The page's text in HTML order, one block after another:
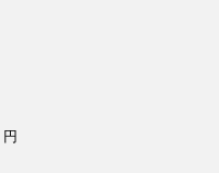
円